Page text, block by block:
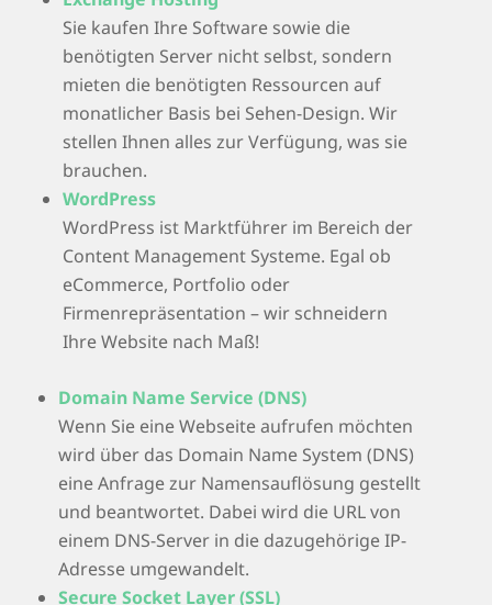
Sie kaufen Ihre Software sowie die
benötigten Server nicht selbst, sondern
mieten die benötigten Ressourcen auf
monatlicher Basis bei Sehen-Design. Wir
stellen Ihnen alles zur Verfügung, was sie
brauchen.
WordPress
WordPress ist Marktführer im Bereich der
Content Management Systeme. Egal ob
eCommerce, Portfolio oder
Firmenrepräsentation – wir schneidern
Ihre Website nach Maß!
Domain Name Service (DNS)
Wenn Sie eine Webseite aufrufen möchten
wird über das Domain Name System (DNS)
eine Anfrage zur Namensauflösung gestellt
und beantwortet. Dabei wird die URL von
einem DNS-Server in die dazugehörige IP-
Adresse umgewandelt.
Secure Socket Layer (SSL)